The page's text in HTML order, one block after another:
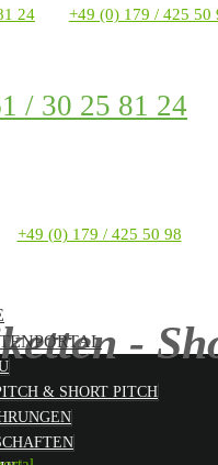
24 +49 (0) 179 / 425 50
/ 30 25 81 24
+49 (0) 179 / 425 50 98
-
& SHORT PITCH